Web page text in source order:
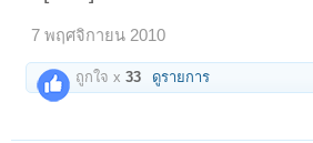
7 พฤศจิกายน 2010
ถูกใจ x33 ดูรายการ